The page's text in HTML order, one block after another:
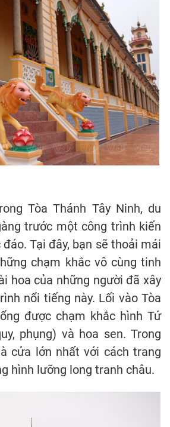
Tòa Thánh Tây Ninh, du
trước một công trình kiến
Tại đây, bạn sẽ thoải mái
chạm khắc vô cùng tinh
hoa của những người đã xây
nổi tiếng này. Lối vào Tòa
được chạm khắc hình Tứ
phụng) và hoa sen. Trong
cửa lớn nhất với cách trang
hình lưỡng long tranh châu.